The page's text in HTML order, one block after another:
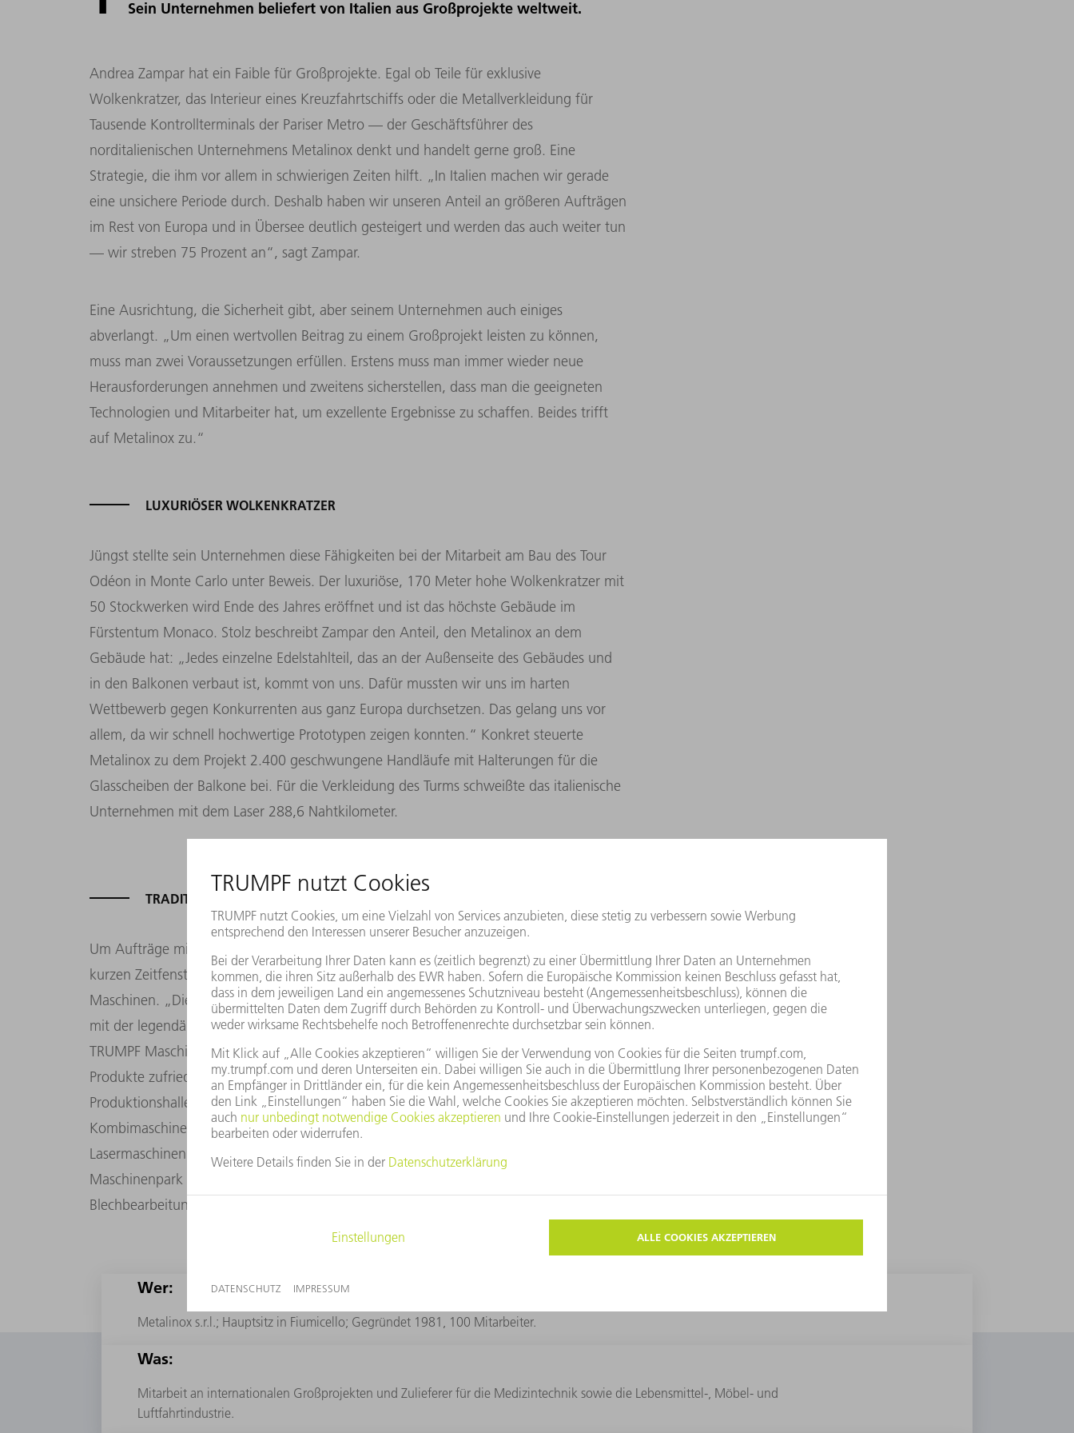
Sein Unternehmen beliefert von Italien aus Großprojekte weltweit.
Andrea Zampar hat ein Faible für Großprojekte. Egal ob Teile für exklusive
Wolkenkratzer, das Interieur eines Kreuzfahrtschiffs oder die Metallverkleidung für
Tausende Kontrollterminals der Pariser Metro — der Geschäftsführer des
norditalienischen Unternehmens Metalinox denkt und handelt gerne groß. Eine
Strategie, die ihm vor allem in schwierigen Zeiten hilft. „In Italien machen wir gerade
eine unsichere Periode durch. Deshalb haben wir unseren Anteil an größeren Aufträgen
im Rest von Europa und in Übersee deutlich gesteigert und werden das auch weiter tun
— wir streben 75 Prozent an“, sagt Zampar.
Eine Ausrichtung, die Sicherheit gibt, aber seinem Unternehmen auch einiges
abverlangt. „Um einen wertvollen Beitrag zu einem Großprojekt leisten zu können,
muss man zwei Voraussetzungen erfüllen. Erstens muss man immer wieder neue
Herausforderungen annehmen und zweitens sicherstellen, dass man die geeigneten
Technologien und Mitarbeiter hat, um exzellente Ergebnisse zu schaffen. Beides trifft
auf Metalinox zu.“
LUXURIÖSER WOLKENKRATZER
Jüngst stellte sein Unternehmen diese Fähigkeiten bei der Mitarbeit am Bau des Tour
Odéon in Monte Carlo unter Beweis. Der luxuriöse, 170 Meter hohe Wolkenkratzer mit
50 Stockwerken wird Ende des Jahres eröffnet und ist das höchste Gebäude im
Fürstentum Monaco. Stolz beschreibt Zampar den Anteil, den Metalinox an dem
Gebäude hat: „Jedes einzelne Edelstahlteil, das an der Außenseite des Gebäudes und
in den Balkonen verbaut ist, kommt von uns. Dafür mussten wir uns im harten
Wettbewerb gegen Konkurrenten aus ganz Europa durchsetzen. Das gelang uns vor
allem, da wir schnell hochwertige Prototypen zeigen konnten.“ Konkret steuerte
Metalinox zu dem Projekt 2.400 geschwungene Handläufe mit Halterungen für die
Glasscheiben der Balkone bei. Für die Verkleidung des Turms schweißte das italienische
Unternehmen mit dem Laser 288,6 Nahtkilometer.
TRADITION MIT TRUMPF
Um Aufträge mit einem so großen Volumen in hoher Quaität und innerhalb eines
kurzen Zeitfensters fertigen zu können, setzt Zampar auf zwei gute Dutzend TRUMPF
Maschinen. „Die Zusammenarbeit mit dem Maschinenhersteller begann im Jahr 1994
mit der legendären Stanzmaschine TRUMATIC 200 R. Seitdem haben wir in 41 weitere
TRUMPF Maschinen investiert. Wer daraus schließt, dass ich mit der Qualität diese
Produkte zufrieden bin, trifft also ins Schwarze“, erklärt er lachend. In der
Produktionshalle von Metalinox stehen heute vier Stanzmaschinen, zwei
Kombimaschinen, eine Rohrschneidmaschine, 15 Biegemaschinen, drei 2-D-
Lasermaschinen sowie ein Biege- und diverse Schweißroboter. Komplettiert wird der
Maschinenpark durch manuelle Schweißstationen und die mechanische
Blechbearbeitung.
Wer:
Metalinox s.r.l.; Hauptsitz in Fiumicello; Gegründet 1981, 100 Mitarbeiter.
Was:
Mitarbeit an internationalen Großprojekten und Zulieferer für die Medizintechnik sowie die Lebensmittel-, Möbel- und
Luftfahrtindustrie.